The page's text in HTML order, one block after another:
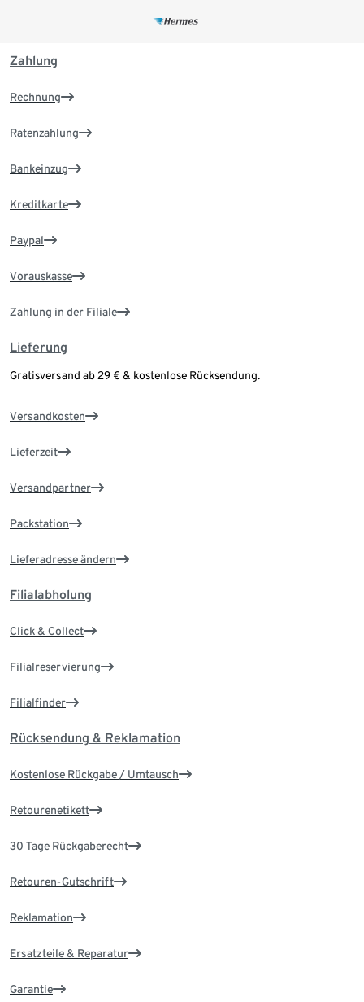
Zahlung
Rechnung
Ratenzahlung
Bankeinzug
Kreditkarte
Paypal
Vorauskasse
Zahlung in der Filiale
Lieferung
Gratisversand ab 29 € & kostenlose Rücksendung.
Versandkosten
Lieferzeit
Versandpartner
Packstation
Lieferadresse ändern
Filialabholung
Click & Collect
Filialreservierung
Filialfinder
Rücksendung & Reklamation
Kostenlose Rückgabe / Umtausch
Retourenetikett
30 Tage Rückgaberecht
Retouren-Gutschrift
Reklamation
Ersatzteile & Reparatur
Garantie